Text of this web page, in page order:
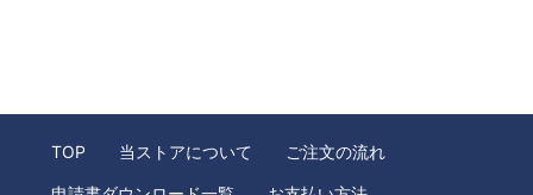
TOP 当ストアについて ご注文の流れ